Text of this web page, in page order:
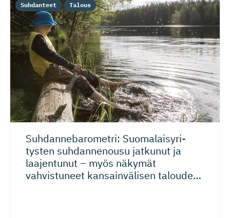
Suhdanneba­ro­metri: Suomalaisy­ri­
tysten suhdannenousu jatkunut ja
laajentunut – myös näkymät
vahvistuneet kansainvälisen talouden
Suhdanteet Talous